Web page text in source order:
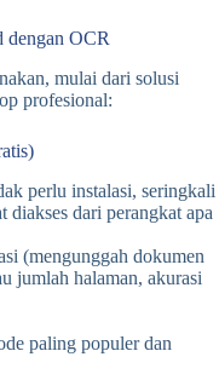
dengan OCR
mulai dari solusi
profesional:
perlu instalasi, seringkali
diakses dari perangkat apa
(mengunggah dokumen
jumlah halaman, akurasi
paling populer dan